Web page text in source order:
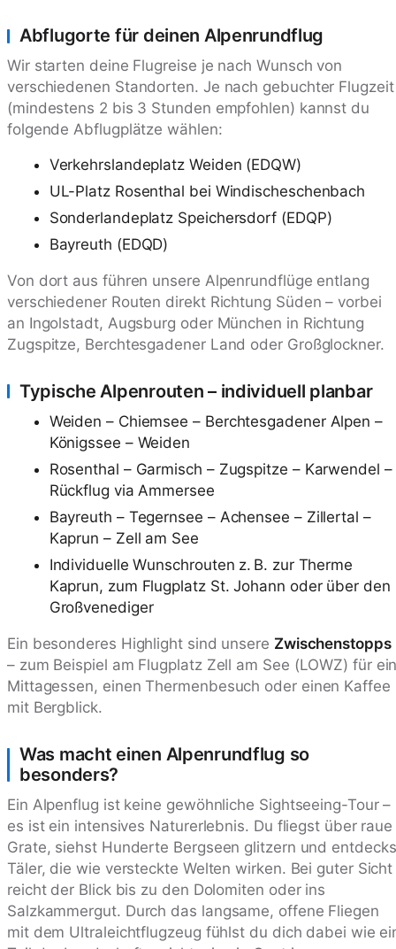
Abflugorte für deinen Alpenrundflug
Wir starten deine Flugreise je nach Wunsch von
verschiedenen Standorten. Je nach gebuchter Flugzeit
(mindestens 2 bis 3 Stunden empfohlen) kannst du
folgende Abflugplätze wählen:
Verkehrslandeplatz Weiden (EDQW)
UL-Platz Rosenthal bei Windischeschenbach
Sonderlandeplatz Speichersdorf (EDQP)
Bayreuth (EDQD)
Von dort aus führen unsere Alpenrundflüge entlang
verschiedener Routen direkt Richtung Süden – vorbei
an Ingolstadt, Augsburg oder München in Richtung
Zugspitze, Berchtesgadener Land oder Großglockner.
Typische Alpenrouten – individuell planbar
Weiden – Chiemsee – Berchtesgadener Alpen –
Königssee – Weiden
Rosenthal – Garmisch – Zugspitze – Karwendel –
Rückflug via Ammersee
Bayreuth – Tegernsee – Achensee – Zillertal –
Kaprun – Zell am See
Individuelle Wunschrouten z. B. zur Therme
Kaprun, zum Flugplatz St. Johann oder über den
Großvenediger
Ein besonderes Highlight sind unsere Zwischenstopps
– zum Beispiel am Flugplatz Zell am See (LOWZ) für
Mittagessen, einen Thermenbesuch oder einen Kaffee
mit Bergblick.
Was macht einen Alpenrundflug so
besonders?
Ein Alpenflug ist keine gewöhnliche Sightseeing-Tour –
es ist ein intensives Naturerlebnis. Du fliegst über raue
Grate, siehst Hunderte Bergseen glitzern und
Täler, die wie versteckte Welten wirken. Bei guter Sicht
reicht der Blick bis zu den Dolomiten oder ins
Salzkammergut. Durch das langsame, offene Fliegen
mit dem Ultraleichtflugzeug fühlst du dich dabei wie